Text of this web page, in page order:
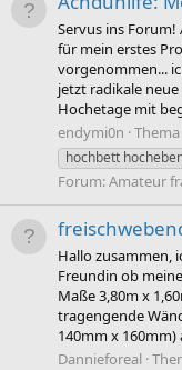
Servus ins
für mein erstes
vorgenommen...
jetzt radikale
Hochetage mit
endymi0n Thema
hochbett
Forum:Amateur
Hallo zusammen,
Freundin ob
Maße 3,80m x
tragengende
140mm x
Dannieforeal